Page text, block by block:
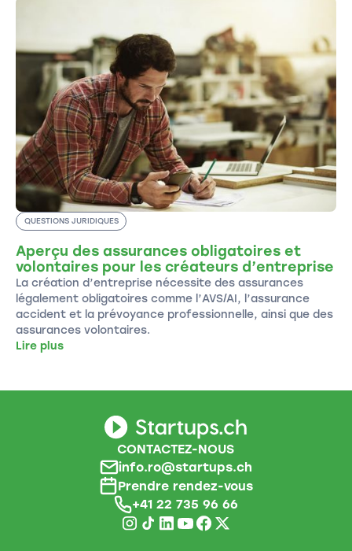
QUESTIONS JURIDIQUES
Aperçu des assurances obligatoires et
volontaires pour les créateurs d’entreprise
La création d’entreprise nécessite des assurances
légalement obligatoires comme l’AVS/AI, l’assurance
accident et la prévoyance professionnelle, ainsi que des
assurances volontaires.
Lire plus
CONTACTEZ-NOUS
info.ro@startups.ch
Prendre rendez-vous
+41 22 735 96 66